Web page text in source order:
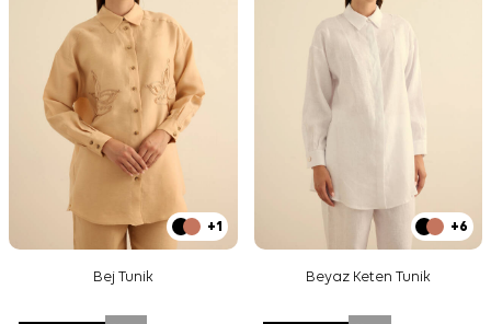
+1
Bej Tunik
+6
Beyaz Keten Tunik